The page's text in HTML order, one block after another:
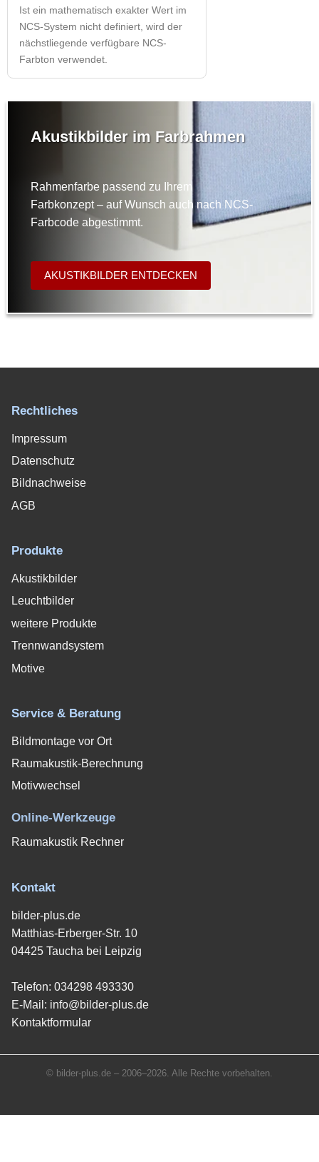
Ist ein mathematisch exakter Wert im
NCS-System nicht definiert, wird der
nächstliegende verfügbare NCS-
Farbton verwendet.
Akustikbilder im Farbrahmen
Rahmenfarbe passend zu Ihrem
Farbkonzept – auf Wunsch auch nach NCS-
Farbcode abgestimmt.
AKUSTIKBILDER ENTDECKEN
Rechtliches
Impressum
Datenschutz
Bildnachweise
AGB
Produkte
Akustikbilder
Leuchtbilder
weitere Produkte
Trennwandsystem
Motive
Service & Beratung
Bildmontage vor Ort
Raumakustik-Berechnung
Motivwechsel
Online-Werkzeuge
Raumakustik Rechner
Kontakt
bilder-plus.de
Matthias-Erberger-Str. 10
04425 Taucha bei Leipzig
Telefon: 034298 493330
E-Mail: info@bilder-plus.de
Kontaktformular
© bilder-plus.de – 2006–2026. Alle Rechte vorbehalten.